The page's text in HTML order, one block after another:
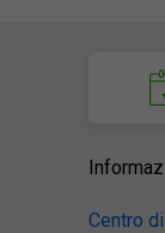
Centro